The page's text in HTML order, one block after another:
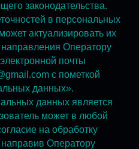
законодательства.
в персональных
актуализировать их
Оператору
почты
с пометкой
данных».
данных является
может в любой
на обработку
Оператору